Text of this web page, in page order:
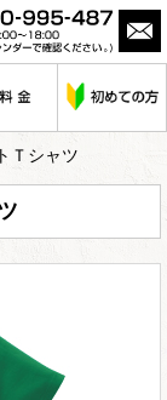
Ｔシャツ